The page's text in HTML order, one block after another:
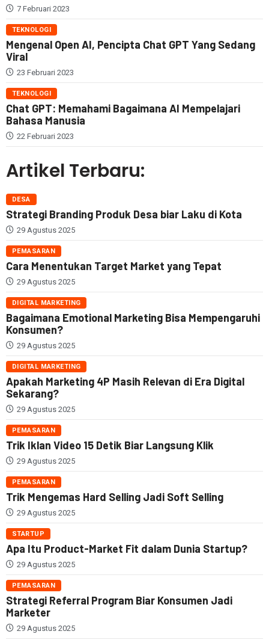
7 Februari 2023
TEKNOLOGI
Mengenal Open AI, Pencipta Chat GPT Yang Sedang
Viral
23 Februari 2023
TEKNOLOGI
Chat GPT: Memahami Bagaimana AI Mempelajari
Bahasa Manusia
22 Februari 2023
Artikel Terbaru:
DESA
Strategi Branding Produk Desa biar Laku di Kota
29 Agustus 2025
PEMASARAN
Cara Menentukan Target Market yang Tepat
29 Agustus 2025
DIGITAL MARKETING
Bagaimana Emotional Marketing Bisa Mempengaruhi
Konsumen?
29 Agustus 2025
DIGITAL MARKETING
Apakah Marketing 4P Masih Relevan di Era Digital
Sekarang?
29 Agustus 2025
PEMASARAN
Trik Iklan Video 15 Detik Biar Langsung Klik
29 Agustus 2025
PEMASARAN
Trik Mengemas Hard Selling Jadi Soft Selling
29 Agustus 2025
STARTUP
Apa Itu Product-Market Fit dalam Dunia Startup?
29 Agustus 2025
PEMASARAN
Strategi Referral Program Biar Konsumen Jadi
Marketer
29 Agustus 2025